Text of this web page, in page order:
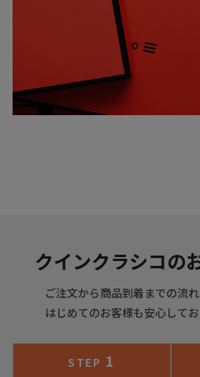
クインクラシコの
ご注文から商品到着までの流
はじめてのお客様も安心して
STEP 1